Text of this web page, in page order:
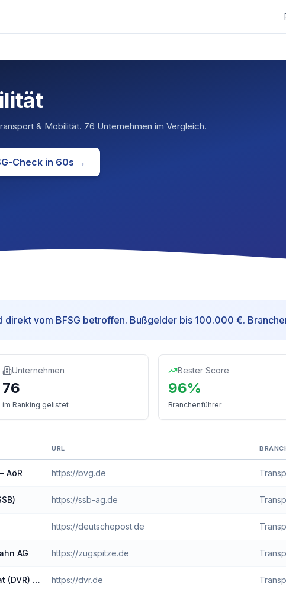
& Mobilität. 76 Unternehmen im Vergleich.
Check in 60s →
direkt vom BFSG betroffen. Bußgelder bis 100.000 €.
Unternehmen
76
im Ranking gelistet
Bester Score
96%
Branchenführer
Score
URL
AöR https://bvg.de
https://ssb-ag.de
https://deutschepost.de
AG https://zugspitze.de
(DVR) e.
https://dvr.de